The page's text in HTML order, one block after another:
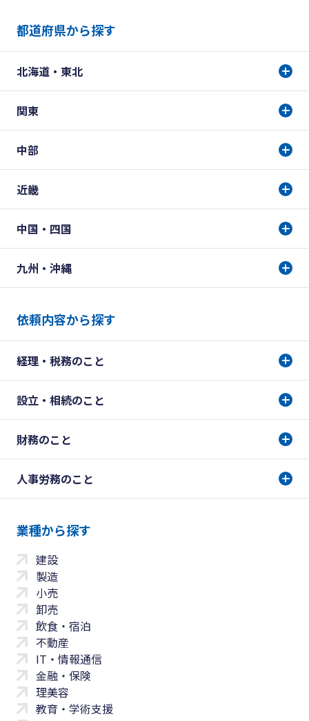
都道府県から探す
北海道・東北
関東
中部
近畿
中国・四国
九州・沖縄
依頼内容から探す
経理・税務のこと
設立・相続のこと
財務のこと
人事労務のこと
業種から探す
建設
製造
小売
卸売
飲食・宿泊
不動産
IT・情報通信
金融・保険
理美容
教育・学術支援